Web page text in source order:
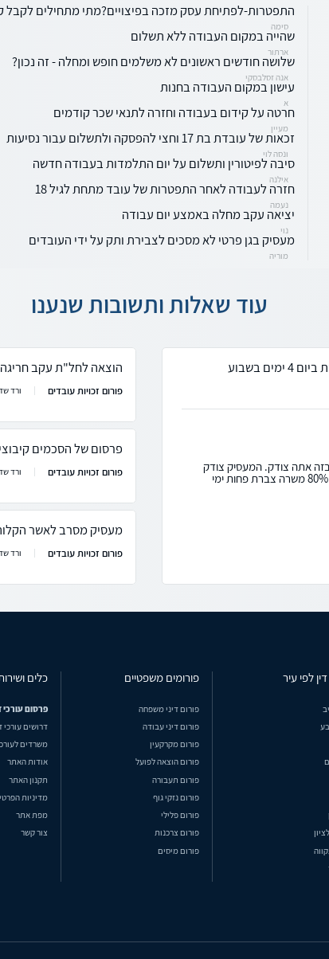
התפטרות-לפתיחת עסק מזכה בפיצויים?מתי מתחילים לקבל
סימה
שהייה במקום העבודה ללא תשלום
ארתור
שלושה חודשים ראשונים לא משלמים חופש ומחלה - זה נכון?
אנה זסלבסקי
עישון במקום העבודה בחנות
א
חרטה על קידום בעבודה וחזרה לתנאי שכר קודמים
מעיין
זכאות של עובדת בת 17 וחצי להפסקה ולתשלום עבור נסיעות
ונסה לוי
סיבה לפיטורין ותשלום על יום התלמדות בעבודה חדשה
אילנה
חזרה לעבודה לאחר התפטרות של עובד מתחת לגיל 18
נעמה
יציאה עקב מחלה באמצע יום עבודה
נוי
מעסיק בגן פרטי לא מסכים לצבירת ותק על ידי העובדים
מוריה
עוד שאלות ותשובות שנענו
בזה אתה צודק. המעסיק צודק
בהקשר המכסה, כלומר- כאשר עבדת לעבוד ב- 80% משרה צברת פחות ימי
הוצאה לחל"ת עקב
פורום זכויות עובדים ורד
פרסום של הסכמים
פורום זכויות עובדים ורד
מעסיק מסרב לאשר
פורום זכויות עובדים ורד
לפי עיר פורומים משפטיים
פורום דיני משפחה
פורום דיני עבודה
פורום מקרקעין
פורום הוצאה לפועל
פורום תעבורה
פורום נזקי גוף
פורום פלילי
פורום צרכנות
פורום מיסים
כלים
פרסום עורכי
דרושים עורכי
משרדים
אודות האתר
תקנון האתר
מדיניות
מפת אתר
צור קשר